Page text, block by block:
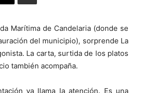
Marítima de Candelaria (donde se
del municipio), sorprende La
La carta, surtida de los platos
también acompaña.
ya llama la atención. Es una